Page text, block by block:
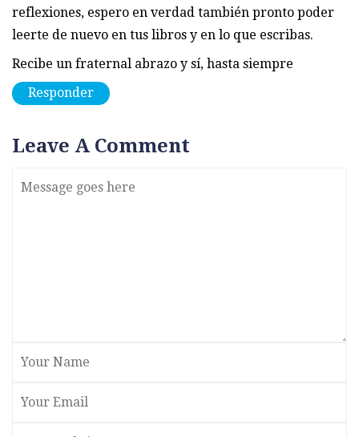
reflexiones, espero en verdad también pronto poder
leerte de nuevo en tus libros y en lo que escribas.
Recibe un fraternal abrazo y sí, hasta siempre
Responder
Leave A Comment